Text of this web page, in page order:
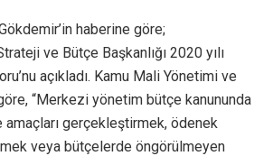
haberine göre;
ve Bütçe Başkanlığı 2020 yılı
açıkladı. Kamu Mali Yönetimi ve
“Merkezi yönetim bütçe kanununda
gerçekleştirmek, ödenek
veya bütçelerde öngörülmeyen